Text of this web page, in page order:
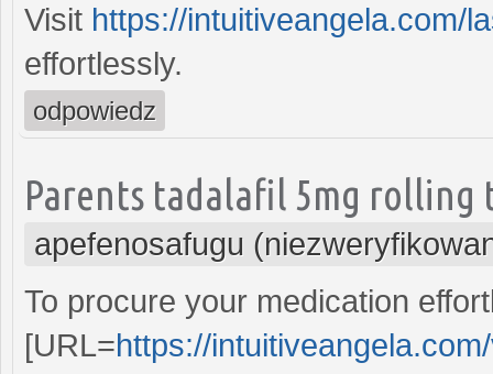
Visit https://intuitiveangela.com/
effortlessly.
odpowiedz
Parents tadalafil 5mg
apefenosafugu
To procure your medication
[URL=https://